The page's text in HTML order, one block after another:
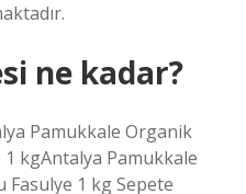
ne kadar?
Pamukkale Organik
1 kgAntalya Pamukkale
Fasulye 1 kg Sepete